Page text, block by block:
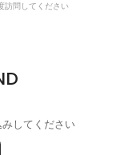
訪問してください
してください